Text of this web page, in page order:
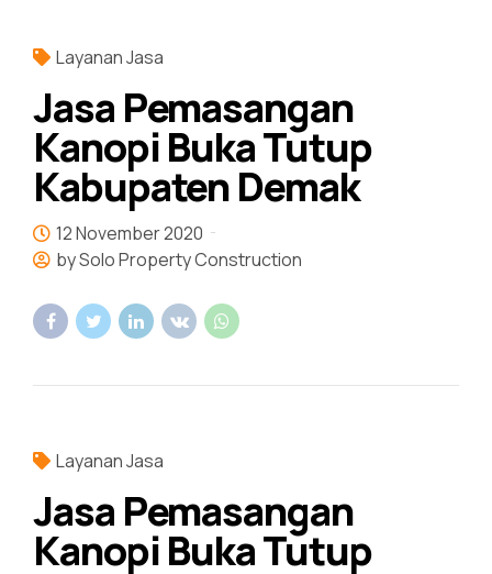
Layanan Jasa
Jasa Pemasangan
Kanopi Buka Tutup
Kabupaten Demak
12 November 2020
by Solo Property Construction
Layanan Jasa
Jasa Pemasangan
Kanopi Buka Tutup